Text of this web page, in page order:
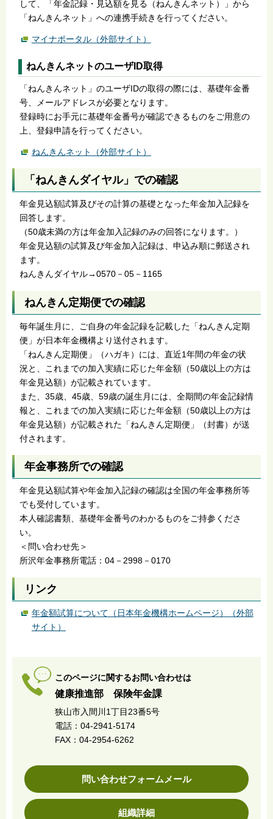
して、「年金記録・見込額を見る（ねんきんネット）」から
「ねんきんネット」への連携手続きを行ってください。
マイナポータル（外部サイト）
ねんきんネットのユーザID取得
「ねんきんネット」のユーザIDの取得の際には、基礎年金番
号、メールアドレスが必要となります。
登録時にお手元に基礎年金番号が確認できるものをご用意の
上、登録申請を行ってください。
ねんきんネット（外部サイト）
「ねんきんダイヤル」での確認
年金見込額試算及びその計算の基礎となった年金加入記録を
回答します。
（50歳未満の方は年金加入記録のみの回答になります。）
年金見込額の試算及び年金加入記録は、申込み順に郵送され
ます。
ねんきんダイヤル→0570－05－1165
ねんきん定期便での確認
毎年誕生月に、ご自身の年金記録を記載した「ねんきん定期
便」が日本年金機構より送付されます。
「ねんきん定期便」（ハガキ）には、直近1年間の年金の状
況と、これまでの加入実績に応じた年金額（50歳以上の方は
年金見込額）が記載されています。
また、35歳、45歳、59歳の誕生月には、全期間の年金記録情
報と、これまでの加入実績に応じた年金額（50歳以上の方は
年金見込額）が記載された「ねんきん定期便」（封書）が送
付されます。
年金事務所での確認
年金見込額試算や年金加入記録の確認は全国の年金事務所等
でも受付しています。
本人確認書類、基礎年金番号のわかるものをご持参くださ
い。
＜問い合わせ先＞
所沢年金事務所電話：04－2998－0170
リンク
年金額試算について（日本年金機構ホームページ）（外部
サイト）
このページに関するお問い合わせは
健康推進部 保険年金課
狭山市入間川1丁目23番5号
電話：04-2941-5174
FAX：04-2954-6262
問い合わせフォームメール
組織詳細